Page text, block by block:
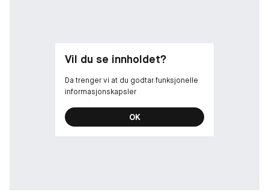
Vil du se innholdet?
Da trenger vi at du godtar funksjonelle
informasjonskapsler
OK